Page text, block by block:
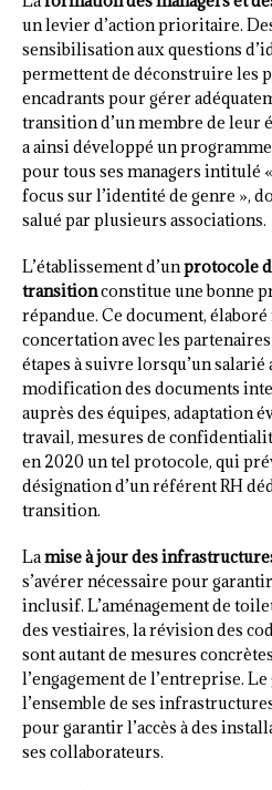
un levier d’action prioritaire.
sensibilisation aux questions
permettent de déconstruire les
encadrants pour gérer
transition d’un membre de leur
a ainsi développé un
pour tous ses managers intitulé
focus sur l’identité de genre »,
salué par plusieurs associations.
L’établissement d’unprotocole
transitionconstitue une bonne
répandue. Ce document,
concertation avec les
étapes à suivre lorsqu’un
modification des documents
auprès des équipes, adaptation
travail, mesures de
en 2020 un tel protocole, qui
désignation d’un référent RH
transition.
Lamise à jour des
s’avérer nécessaire pour
inclusif. L’aménagement de
des vestiaires, la révision des
sont autant de mesures
l’engagement de l’entreprise. Le
l’ensemble de ses
pour garantir l’accès à des
ses collaborateurs.